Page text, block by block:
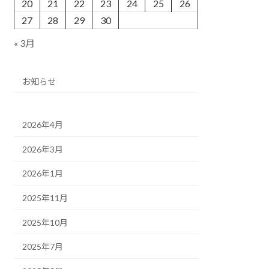
20
21 22 23 24 25
26
27
28 29 30
« 3月
お知らせ
2026年4月
2026年3月
2026年1月
2025年11月
2025年10月
2025年7月